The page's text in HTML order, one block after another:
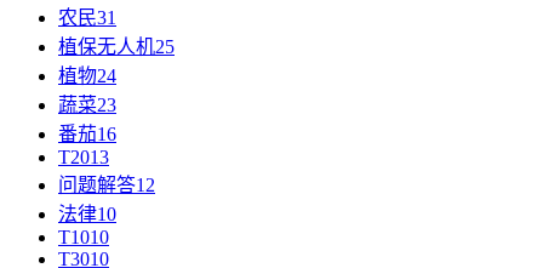
农民31
植保无人机25
植物24
蔬菜23
番茄16
T2013
问题解答12
法律10
T1010
T3010